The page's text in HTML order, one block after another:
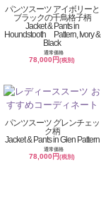
パンツスーツ アイボリーと
ブラックの千鳥格子柄
Jacket & Pants in
Houndstooth Pattern, Ivory &
Black
通常価格
78,000円(税別)
パンツスーツ グレンチェッ
ク柄
Jacket & Pants in Glen Pattern
通常価格
78,000円(税別)